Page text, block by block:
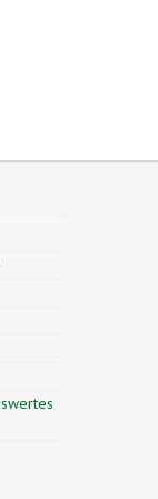
is external)